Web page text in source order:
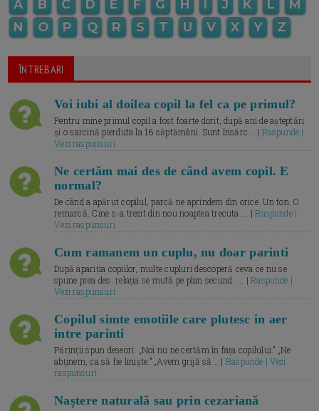
A B C D E F G H I J K L
M
N
O P Q R S T U V X Y Z
ÎNTREBARI
Voi iubi al doilea copil la fel ca pe primul?
Pentru mine primul copil a fost foarte dorit, după ani de așteptări
și o sarcină pierduta la 16 săptămâni. Sunt însărc... | Raspunde |
Vezi raspunsuri
Ne certăm mai des de când avem copil. E
normal?
De când a apărut copilul, parcă ne aprindem din orice. Un ton. O
remarcă. Cine s-a trezit din nou noaptea trecuta.... |Raspunde |
Vezi raspunsuri
Cum ramanem un cuplu, nu doar parinti
După apariția copiilor, multe cupluri descoperă ceva ce nu se
spune prea des: relația se mută pe plan secund. ... |Raspunde |
Vezi raspunsuri
Copilul simte emotiile care plutesc in aer
intre parinti
Părinții spun deseori: „Noi nu ne certăm în fața copilului.” „Ne
abținem, ca să fie liniște.” „Avem grijă să... | Raspunde | Vezi
raspunsuri
Naștere naturală sau prin cezariană